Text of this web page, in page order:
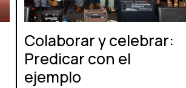
Colaborar y celebrar:
Predicar con el
ejemplo